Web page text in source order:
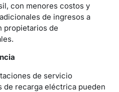
con menores costos y
de ingresos a
propietarios de
de servicio
de recarga eléctrica pueden